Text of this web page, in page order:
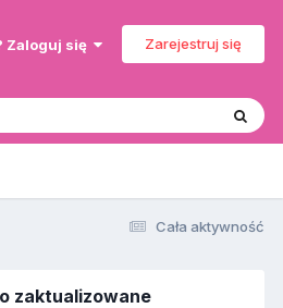
Zaloguj się Zarejestruj się
Cała aktywność
zaktualizowane